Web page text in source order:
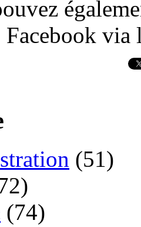
Facebook via
(51)
(74)